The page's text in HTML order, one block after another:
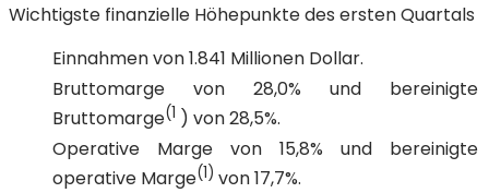
Wichtigste finanzielle Höhepunkte des ersten Quartals
Einnahmen von 1.841 Millionen Dollar.
Bruttomarge von 28,0% und bereinigte
Bruttomarge(1 ) von 28,5%.
Operative Marge von 15,8% und bereinigte
operative Marge(1) von 17,7%.